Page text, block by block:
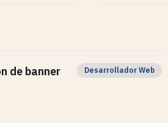
de banner
Desarrollador Web